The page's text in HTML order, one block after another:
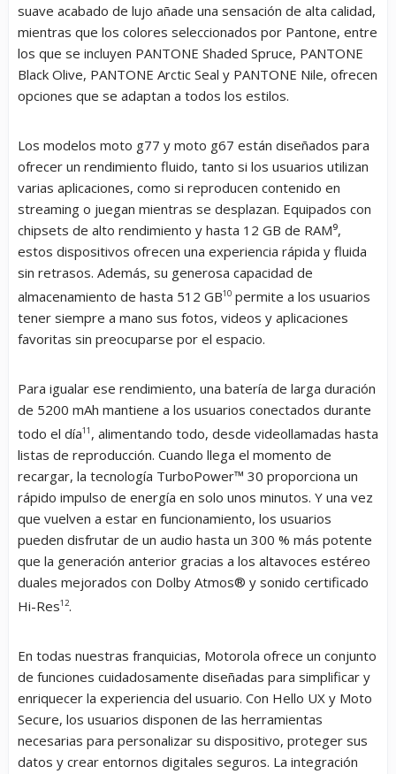
suave acabado de lujo añade una sensación de alta calidad,
mientras que los colores seleccionados por Pantone, entre
los que se incluyen PANTONE Shaded Spruce, PANTONE
Black Olive, PANTONE Arctic Seal y PANTONE Nile, ofrecen
opciones que se adaptan a todos los estilos.
Los modelos moto g77 y moto g67 están diseñados para
ofrecer un rendimiento fluido, tanto si los usuarios utilizan
varias aplicaciones, como si reproducen contenido en
streaming o juegan mientras se desplazan. Equipados con
chipsets de alto rendimiento y hasta 12 GB de RAM⁹,
estos dispositivos ofrecen una experiencia rápida y fluida
sin retrasos. Además, su generosa capacidad de
almacenamiento de hasta 512 GB10 permite a los usuarios
tener siempre a mano sus fotos, videos y aplicaciones
favoritas sin preocuparse por el espacio.
Para igualar ese rendimiento, una batería de larga duración
de 5200 mAh mantiene a los usuarios conectados durante
todo el día11 , alimentando todo, desde videollamadas hasta
listas de reproducción. Cuando llega el momento de
recargar, la tecnología TurboPower™ 30 proporciona un
rápido impulso de energía en solo unos minutos. Y una vez
que vuelven a estar en funcionamiento, los usuarios
pueden disfrutar de un audio hasta un 300 % más potente
que la generación anterior gracias a los altavoces estéreo
duales mejorados con Dolby Atmos® y sonido certificado
Hi-Res12.
En todas nuestras franquicias, Motorola ofrece un conjunto
de funciones cuidadosamente diseñadas para simplificar y
enriquecer la experiencia del usuario. Con Hello UX y Moto
Secure, los usuarios disponen de las herramientas
necesarias para personalizar su dispositivo, proteger sus
datos y crear entornos digitales seguros. La integración